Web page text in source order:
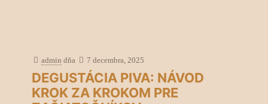
admin dňa 7 decembra, 2025
DEGUSTÁCIA PIVA: NÁVOD
KROK ZA KROKOM PRE